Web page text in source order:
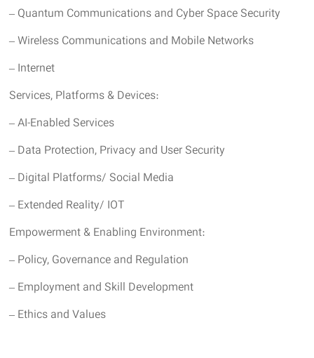
– Quantum Communications and Cyber Space Security
– Wireless Communications and Mobile Networks
– Internet
Services, Platforms & Devices:
– AI-Enabled Services
– Data Protection, Privacy and User Security
– Digital Platforms/ Social Media
– Extended Reality/ IOT
Empowerment & Enabling Environment:
– Policy, Governance and Regulation
– Employment and Skill Development
– Ethics and Values